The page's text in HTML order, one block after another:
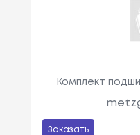
Комплект
Заказать